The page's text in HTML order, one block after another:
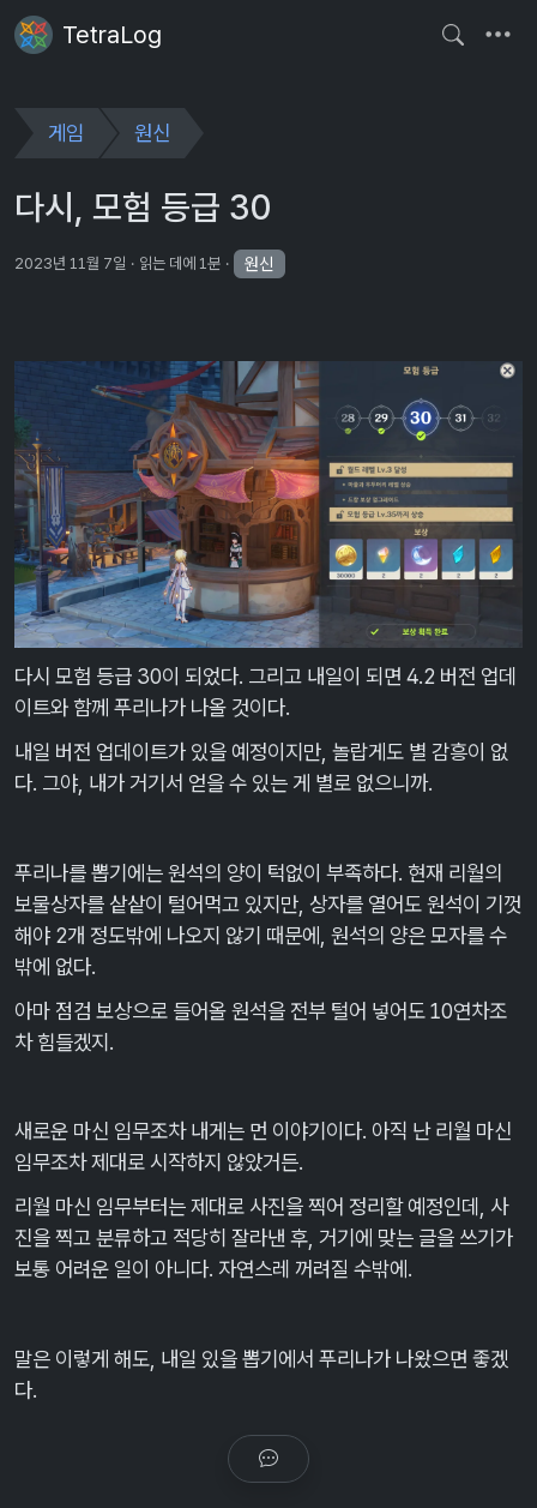
TetraLog
게임 원신
다시, 모험 등급 30
2023년 11월 7일 읽는 데에 1분 원신
다시 모험 등급 30이 되었다. 그리고 내일이 되면 4.2 버전 업데
이트와 함께 푸리나가 나올 것이다.
내일 버전 업데이트가 있을 예정이지만, 놀랍게도 별 감흥이 없
다. 그야, 내가 거기서 얻을 수 있는 게 별로 없으니까.
푸리나를 뽑기에는 원석의 양이 턱없이 부족하다. 현재 리월의
보물상자를 샅샅이 털어먹고 있지만, 상자를 열어도 원석이 기껏
해야 2개 정도밖에 나오지 않기 때문에, 원석의 양은 모자를 수
밖에 없다.
아마 점검 보상으로 들어올 원석을 전부 털어 넣어도 10연차조
차 힘들겠지.
새로운 마신 임무조차 내게는 먼 이야기이다. 아직 난 리월 마신
임무조차 제대로 시작하지 않았거든.
리월 마신 임무부터는 제대로 사진을 찍어 정리할 예정인데, 사
진을 찍고 분류하고 적당히 잘라낸 후, 거기에 맞는 글을 쓰기가
보통 어려운 일이 아니다. 자연스레 꺼려질 수밖에.
말은 이렇게 해도, 내일 있을 뽑기에서 푸리나가 나왔으면 좋겠
다.